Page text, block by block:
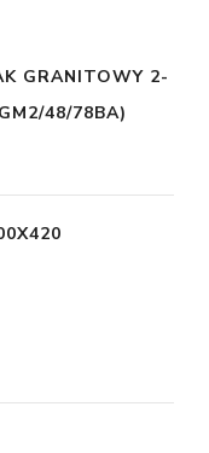
GRANITOWY 2-
48/78BA)